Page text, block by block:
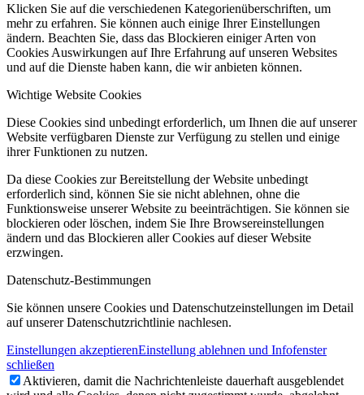
Klicken Sie auf die verschiedenen Kategorienüberschriften, um
mehr zu erfahren. Sie können auch einige Ihrer Einstellungen
ändern. Beachten Sie, dass das Blockieren einiger Arten von
Cookies Auswirkungen auf Ihre Erfahrung auf unseren Websites
und auf die Dienste haben kann, die wir anbieten können.
Wichtige Website Cookies
Diese Cookies sind unbedingt erforderlich, um Ihnen die auf unserer
Website verfügbaren Dienste zur Verfügung zu stellen und einige
ihrer Funktionen zu nutzen.
Da diese Cookies zur Bereitstellung der Website unbedingt
erforderlich sind, können Sie sie nicht ablehnen, ohne die
Funktionsweise unserer Website zu beeinträchtigen. Sie können sie
blockieren oder löschen, indem Sie Ihre Browsereinstellungen
ändern und das Blockieren aller Cookies auf dieser Website
erzwingen.
Datenschutz-Bestimmungen
Sie können unsere Cookies und Datenschutzeinstellungen im Detail
auf unserer Datenschutzrichtlinie nachlesen.
Einstellungen akzeptierenEinstellung ablehnen und Infofenster
schließen
Aktivieren, damit die Nachrichtenleiste dauerhaft ausgeblendet